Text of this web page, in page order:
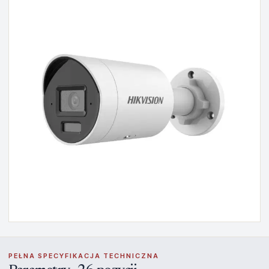
PEŁNA SPECYFIKACJA TECHNICZNA